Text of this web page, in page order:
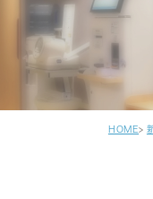
睡眠時無呼吸症候群
（SAS）/CPAP治療
もの忘れ(認知症)外来
HOME